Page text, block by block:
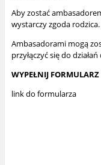
Aby zostać
wystarczy zgoda rodzica.
Ambasadorami mogą
przyłączyć się do
WYPEŁNIJ
link do formularza